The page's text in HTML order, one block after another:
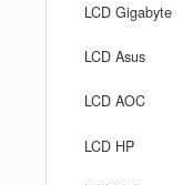
LCD Gigabyte
LCD Asus
LCD AOC
LCD HP